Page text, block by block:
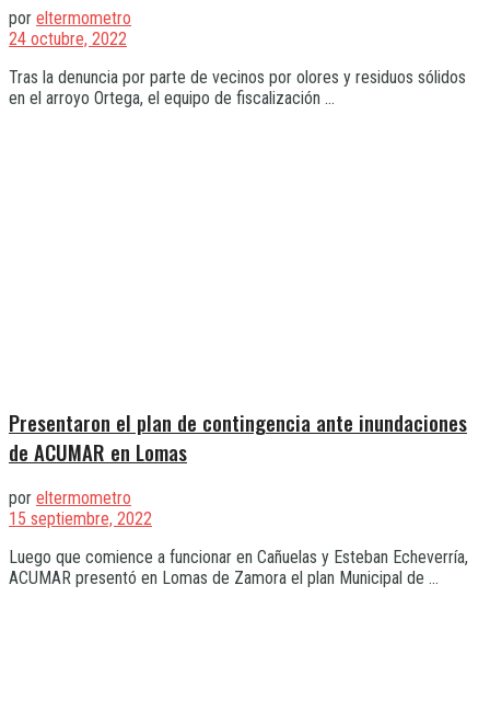
por eltermometro
24 octubre, 2022
Tras la denuncia por parte de vecinos por olores y residuos sólidos
en el arroyo Ortega, el equipo de fiscalización ...
Presentaron el plan de contingencia ante inundaciones
de ACUMAR en Lomas
por eltermometro
15 septiembre, 2022
Luego que comience a funcionar en Cañuelas y Esteban Echeverría,
ACUMAR presentó en Lomas de Zamora el plan Municipal de ...